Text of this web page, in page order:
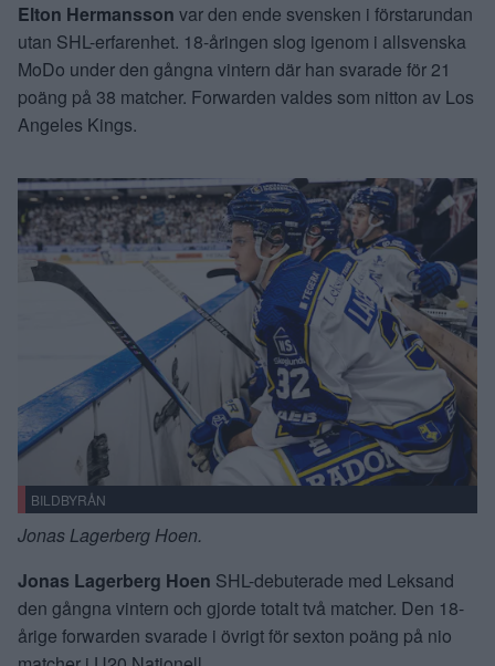
Elton Hermansson var den ende svensken i förstarundan
utan SHL-erfarenhet. 18-åringen slog igenom i allsvenska
MoDo under den gångna vintern där han svarade för 21
poäng på 38 matcher. Forwarden valdes som nitton av Los
Angeles Kings.
BILDBYRÅN
Jonas Lagerberg Hoen.
Jonas Lagerberg Hoen SHL-debuterade med Leksand
den gångna vintern och gjorde totalt två matcher. Den 18-
årige forwarden svarade i övrigt för sexton poäng på nio